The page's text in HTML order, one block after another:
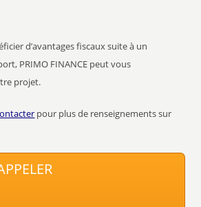
d’avantages fiscaux suite à un
PRIMO FINANCE peut vous
projet.
pour plus de renseignements sur